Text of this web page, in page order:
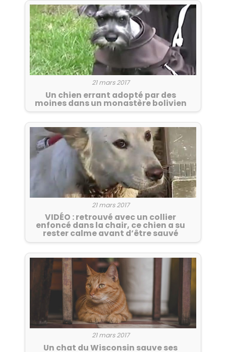
21 mars 2017
Un chien errant adopté par des
moines dans un monastère bolivien
21 mars 2017
VIDÉO : retrouvé avec un collier
enfoncé dans la chair, ce chien a su
rester calme avant d’être sauvé
21 mars 2017
Un chat du Wisconsin sauve ses